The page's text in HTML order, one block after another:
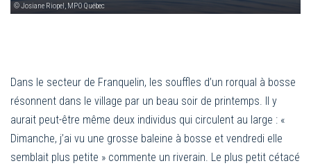
© Josiane Riopel, MPO Québec
Dans le secteur de Franquelin, les souffles d’un rorqual à bosse
résonnent dans le village par un beau soir de printemps. Il y
aurait peut-être même deux individus qui circulent au large : «
Dimanche, j’ai vu une grosse baleine à bosse et vendredi elle
semblait plus petite » commente un riverain. Le plus petit cétacé